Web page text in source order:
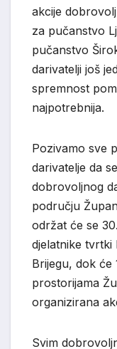
akcije
za pučanstvo
pučanstvo
darivatelji još
spremnost
najpotrebnija.
Pozivamo sve
darivatelje da
dobrovoljnog
području
održat će se
djelatnike tvrtki
Brijegu, dok će
prostorijama
organizirana
Svim